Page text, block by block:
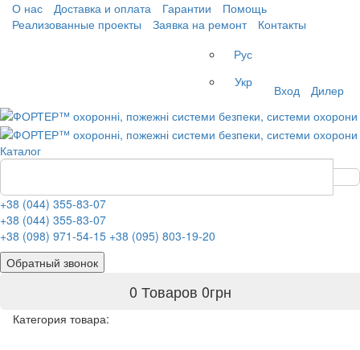
О нас Доставка и оплата Гарантии
Помощь
Реализованные проекты
Заявка на ремонт
Контакты
Рус
Укр
Вход Дилер
Каталог
+38 (044) 355-83-07
+38 (044) 355-83-07
+38 (098) 971-54-15 +38 (095) 803-19-20
Обратный звонок
0 Товаров 0грн
Категория товара: